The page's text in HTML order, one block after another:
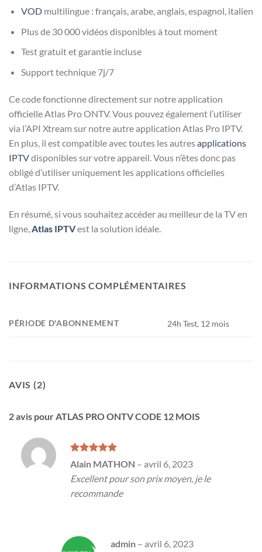
VODmultilingue : français, arabe, anglais, espagnol, italien
Plus de 30 000 vidéos disponibles à tout moment
Test gratuit et garantie incluse
Support technique 7j/7
Ce code fonctionne directement sur notre application
officielle Atlas Pro ONTV. Vous pouvez également l’utiliser
via l’API Xtream sur notre autre application Atlas Pro IPTV.
En plus, il est compatible avec toutes les autresapplications
IPTVdisponibles sur votre appareil. Vous n’êtes donc pas
obligé d’utiliser uniquement les applications officielles
d’Atlas IPTV.
En résumé, si vous souhaitez accéder au meilleur de la TV en
ligne, Atlas IPTVest la solution idéale.
INFORMATIONS COMPLÉMENTAIRES
PÉRIODE D'ABONNEMENT 24h Test, 12 mois
AVIS (2)
2 avis pourATLAS PRO ONTV CODE 12 MOIS
Note 5sur
5
Alain MATHON – avril 6, 2023
Excellent pour son prix moyen, je le
recommande
admin – avril 6, 2023